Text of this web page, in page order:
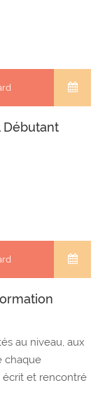
Débutant
au niveau, aux
chaque
écrit et rencontré